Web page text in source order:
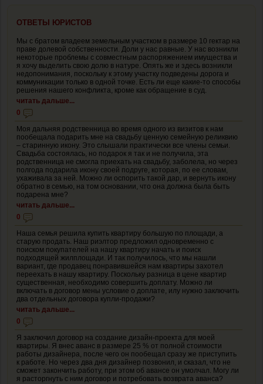
ОТВЕТЫ ЮРИСТОВ
Мы с братом владеем земельным участком в размере 10 гектар на
праве долевой собственности. Доли у нас равные. У нас возникли
некоторые проблемы с совместным распоряжением имущества и
я хочу выделить свою долю в натуре. Опять же и здесь возникли
недопонимания, поскольку к этому участку подведены дорога и
коммуникации только в одной точке. Есть ли еще какие-то способы
решения нашего конфликта, кроме как обращение в суд.
читать дальше...
0
Моя дальняя родственница во время одного из визитов к нам
пообещала подарить мне на свадьбу ценную семейную реликвию
– старинную икону. Это слышали практически все члены семьи.
Свадьба состоялась, но подарок я так и не получила, эта
родственница не смогла приехать на свадьбу, заболела, но через
полгода подарила икону своей подруге, которая, по ее словам,
ухаживала за ней. Можно ли оспорить такой дар, и вернуть икону
обратно в семью, на том основании, что она должна была быть
подарена мне?
читать дальше...
0
Наша семья решила купить квартиру большую по площади, а
старую продать. Наш риэлтор предложил одновременно с
поиском покупателей на нашу квартиру начать и поиск
подходящей жилплощади. И так получилось, что мы нашли
вариант, где продавец понравившейся нам квартиры захотел
переехать в нашу квартиру. Поскольку разница в цене квартир
существенная, необходимо совершить доплату. Можно ли
включать в договор мены условие о доплате, илу нужно заключить
два отдельных договора купли-продажи?
читать дальше...
0
Я заключил договор на создание дизайн-проекта для моей
квартиры. Я внес аванс в размере 25 % от полной стоимости
работы дизайнера, после чего он пообещал сразу же приступить
к работе. Но через два дня дизайнер позвонил, и сказал, что не
сможет закончить работу, при этом об авансе он умолчал. Могу ли
я расторгнуть с ним договор и потребовать возврата аванса?